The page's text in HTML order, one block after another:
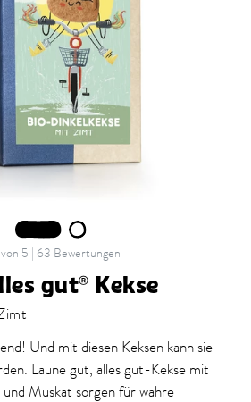
2
5 | 63 Bewertungen
gut® Kekse
Und mit diesen Keksen kann sie
Laune gut, alles gut-Kekse mit
Muskat sorgen für wahre